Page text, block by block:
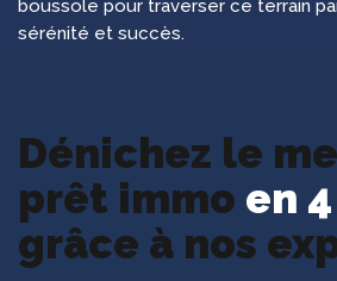
boussole pour traverser ce terrain
sérénité et succès.
Dénichez le
prêt immo en
grâce à nos